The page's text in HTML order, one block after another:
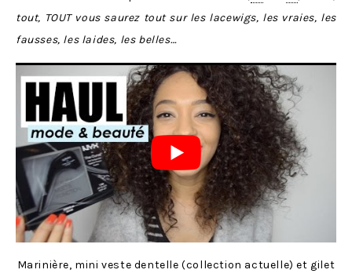
tout, TOUT vous saurez tout sur les lacewigs, les vraies, les
fausses, les laides, les belles…
Marinière, mini veste dentelle (collection actuelle) et gilet